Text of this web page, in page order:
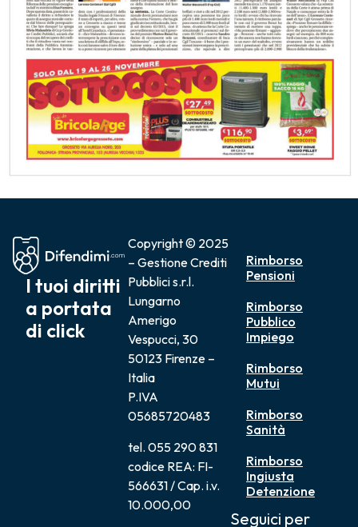
I tuoi diritti
a portata
di click
Copyright © 2025
– Gestione Crediti
Pubblici s.r.l.
Lungarno
Amerigo
Vespucci, 30
50123 Firenze –
Italia
P.IVA
05685720483
tel. 055 290 831
codice REA: FI-
566631 / Cap. i.v.
10.000,00
Rimborso
Pensioni
Rimborso
Pubblico
Impiego
Rimborso
Mutui
Rimborso
Sanità
Rimborso
Ingiusta
Detenzione
Seguici per